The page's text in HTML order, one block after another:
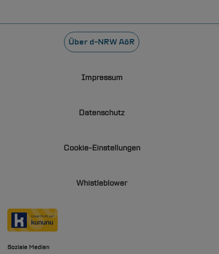
FußzeileÜber d-NRWAöR
Impressum
Datenschutz
Cookie-Einstellungen
Whistleblower
Soziale Medien
Soziale Medien